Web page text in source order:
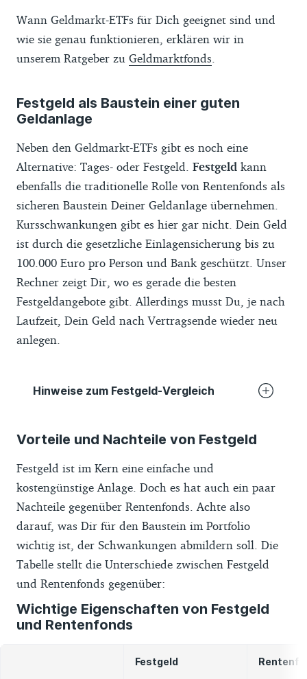
Wann Geldmarkt-ETFs für Dich geeignet sind und
wie sie genau funktionieren, erklären wir in
unserem Ratgeber zu Geldmarktfonds
Festgeld als Baustein einer guten
Geldanlage
Neben den Geldmarkt-ETFs gibt es noch eine
Alternative: Tages- oder Festgeld. Festgeld kann
ebenfalls die traditionelle Rolle von Rentenfonds als
sicheren Baustein Deiner Geldanlage übernehmen.
Kursschwankungen gibt es hier gar nicht. Dein Geld
ist durch die gesetzliche Einlagensicherung bis zu
100.000 Euro pro Person und Bank geschützt. Unser
Rechner zeigt Dir, wo es gerade die besten
Festgeldangebote gibt. Allerdings musst Du, je nach
Laufzeit, Dein Geld nach Vertragsende wieder neu
anlegen.
Hinweise zum Festgeld-Vergleich
Festgeld-Daten von über 100 Banken, die
der Dienstleister Financeads GmbH & Co.
KG, Nürnberg (Datenschutzhinweise ) zur
Verfügung stellt. Diese haben wir mit
unseren Parametern so gefiltert, dass Du
ein verbraucherfreundliches Ergebnis nach
Finanztip-Kriterienbekommst. Empfohlene
Banken müssen der gesetzlichen
starken europäischen Land angehören und
Einlagenprodukte wie Tages- und/oder
Vorteile und Nachteile von Festgeld
Festgeld ist im Kern eine einfache und
kostengünstige Anlage. Doch es hat auch ein paar
Nachteile gegenüber Rentenfonds. Achte also
darauf, was Dir für den Baustein im Portfolio
wichtig ist, der Schwankungen abmildern soll. Die
Tabelle stellt die Unterschiede zwischen Festgeld
und Rentenfonds gegenüber:
Wichtige Eigenschaften von Festgeld
und Rentenfonds
Festgeld